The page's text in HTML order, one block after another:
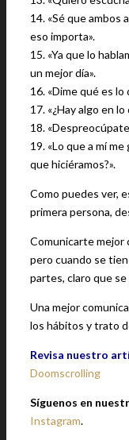
14. «Sé que ambos
eso importa».
15. «Ya que lo
un mejor día».
16. «Dime qué es
17. «¿Hay algo en
18.
19. «Lo que a mí
que hiciéramos?».
Como puedes ver,
primera persona,
Comunicarte mejor
pero cuando se
partes, claro que
Una mejor
los hábitos y trato
Revisa nuestro
Doomscrolling
Síguenos en
Instagram.